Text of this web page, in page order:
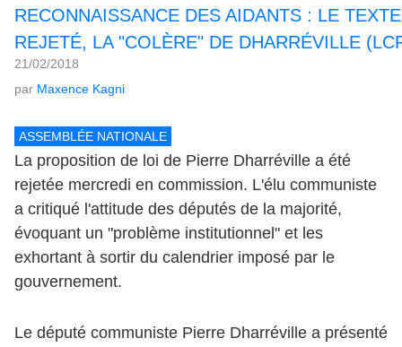
RECONNAISSANCE DES AIDANTS : LE
REJETÉ, LA "COLÈRE" DE DHARRÉVILLE
21/02/2018
par Maxence Kagni
ASSEMBLÉE NATIONALE
La proposition de loi de Pierre Dharréville a été
rejetée mercredi en commission. L'élu communiste
a critiqué l'attitude des députés de la majorité,
évoquant un "problème institutionnel" et les
exhortant à sortir du calendrier imposé par le
gouvernement.
Le député communiste Pierre Dharréville a présenté